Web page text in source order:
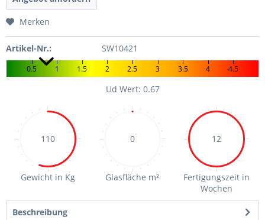
Merken
Artikel-Nr.: SW10421
0.5 1 1.5 2 2.5 3 3.5 4 4.5
Ud Wert: 0.67
110
Gewicht in Kg
0
Glasfläche m²
12
Fertigungszeit in
Wochen
Beschreibung